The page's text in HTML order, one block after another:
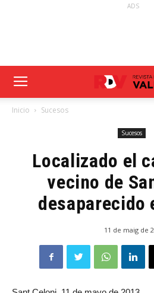
ADS
Inicio Sucesos
Sucesos
Localizado el
vecino de
desaparecido
11 de maig de